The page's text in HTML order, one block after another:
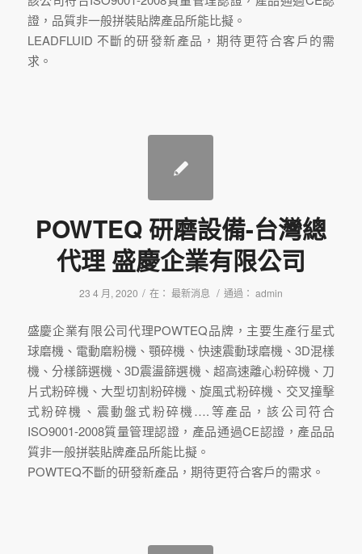
證，品質非一般拼裝貼牌產品所能比擬。
LEADFLUID 不斷的研發新產品，期待更符合客戶的需
求。
POWTEQ 研磨設備-台灣總
代理 盛慶企業有限公司
23 4 月, 2020 / 在： 最新消息 / 通過： admin
盛慶企業有限公司代理POWTEQ品牌，主要生產行星式
球磨機、電動磨粉機、顎碎機、快速震動球磨機、3D混樣
機、分樣篩選機、3D震盪篩選機、超高速離心粉碎機、刀
片式粉碎機、大型切割粉碎機、旋風式粉碎機、交叉撞擊
式粉碎機、震動盤式粉碎機….等產品，該公司符合
ISO9001-2008質量管理認證，產品通過CE認證，產品品
質非一般拼裝貼牌產品所能比擬。
POWTEQ不斷的研發新產品，期待更符合客戶的需求。